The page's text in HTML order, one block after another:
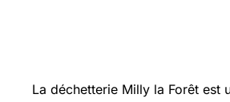
La déchetterie Milly la Forêt est